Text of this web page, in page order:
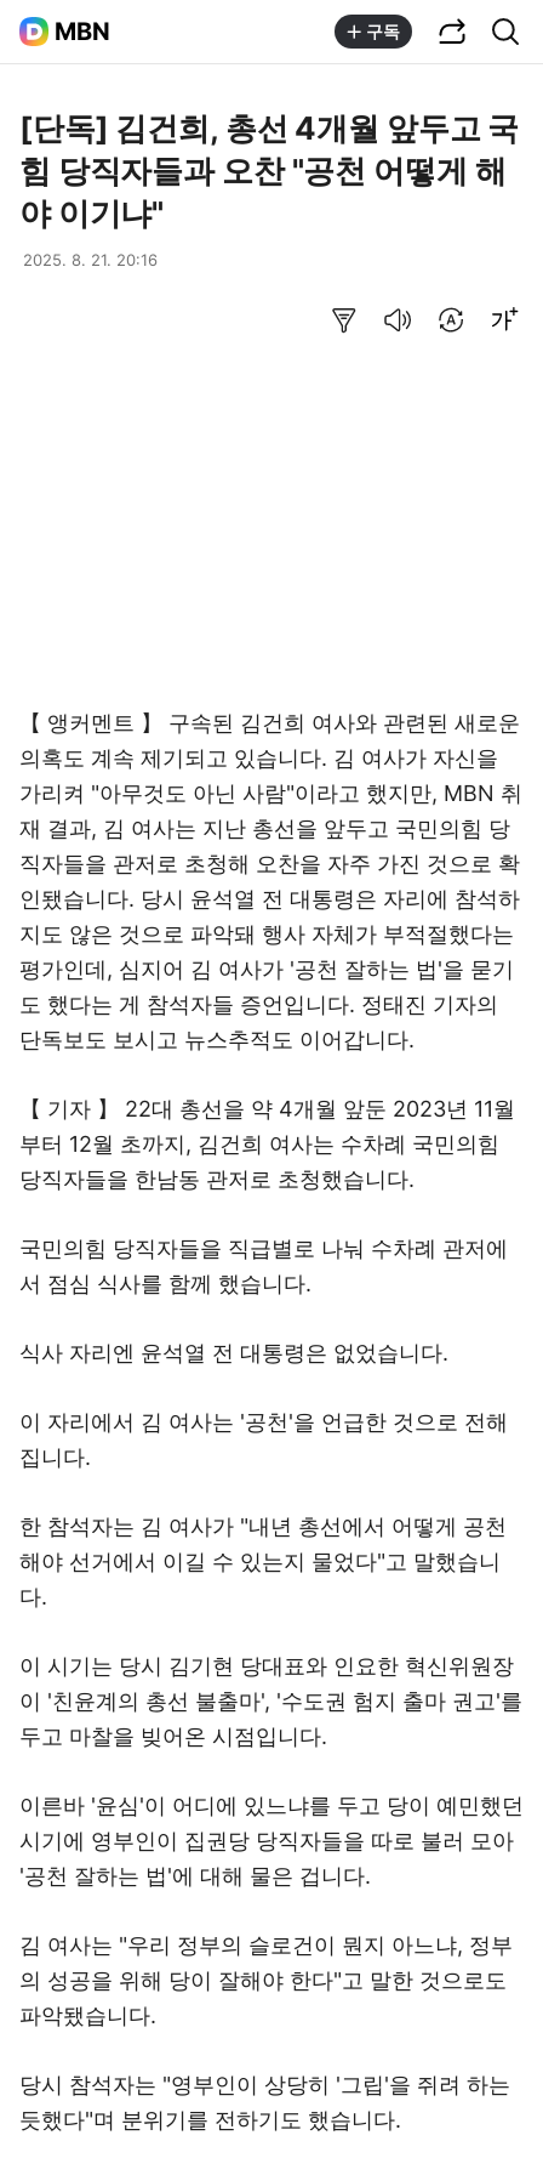
MBN 구독
[단독] 김건희, 총선 4개월 앞두고 국
힘 당직자들과 오찬 "공천 어떻게 해
야 이기냐"
2025. 8. 21. 20:16
【 앵커멘트 】 구속된 김건희 여사와 관련된 새로운
의혹도 계속 제기되고 있습니다. 김 여사가 자신을
가리켜 "아무것도 아닌 사람"이라고 했지만, MBN 취
재 결과, 김 여사는 지난 총선을 앞두고 국민의힘 당
직자들을 관저로 초청해 오찬을 자주 가진 것으로 확
인됐습니다. 당시 윤석열 전 대통령은 자리에 참석하
지도 않은 것으로 파악돼 행사 자체가 부적절했다는
평가인데, 심지어 김 여사가 '공천 잘하는 법'을 묻기
도 했다는 게 참석자들 증언입니다. 정태진 기자의
단독보도 보시고 뉴스추적도 이어갑니다.
【 기자 】 22대 총선을 약 4개월 앞둔 2023년 11월
부터 12월 초까지, 김건희 여사는 수차례 국민의힘
당직자들을 한남동 관저로 초청했습니다.
국민의힘 당직자들을 직급별로 나눠 수차례 관저에
서 점심 식사를 함께 했습니다.
식사 자리엔 윤석열 전 대통령은 없었습니다.
이 자리에서 김 여사는 '공천'을 언급한 것으로 전해
집니다.
한 참석자는 김 여사가 "내년 총선에서 어떻게 공천
해야 선거에서 이길 수 있는지 물었다"고 말했습니
다.
이 시기는 당시 김기현 당대표와 인요한 혁신위원장
이 '친윤계의 총선 불출마', '수도권 험지 출마 권고'를
두고 마찰을 빚어온 시점입니다.
이른바 '윤심'이 어디에 있느냐를 두고 당이 예민했던
시기에 영부인이 집권당 당직자들을 따로 불러 모아
'공천 잘하는 법'에 대해 물은 겁니다.
김 여사는 "우리 정부의 슬로건이 뭔지 아느냐, 정부
의 성공을 위해 당이 잘해야 한다"고 말한 것으로도
파악됐습니다.
당시 참석자는 "영부인이 상당히 '그립'을 쥐려 하는
듯했다"며 분위기를 전하기도 했습니다.